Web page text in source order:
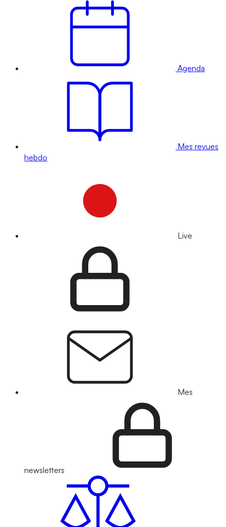
Agenda
Mes revues
hebdo
Live
Mes
newsletters